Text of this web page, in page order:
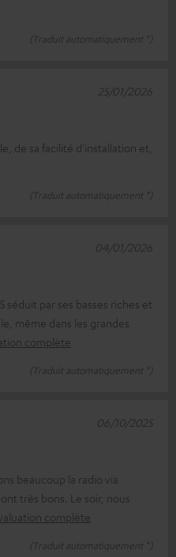
(Traduit automatiquement *)
de sa facilité d'installation et,
(Traduit automatiquement *)
25/01/2026
séduit par ses basses riches et
même dans les grandes
complète
(Traduit automatiquement *)
04/01/2026
beaucoup la radio via
très bons. Le soir, nous
complète
(Traduit automatiquement *)
06/10/2025